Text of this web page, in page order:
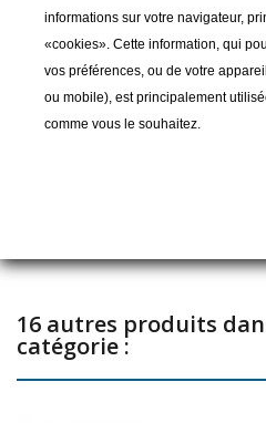
A partir de :0,50 CHF
Ajouter au
16 autres produits
catégorie :
informations sur votre navigateur,
«cookies». Cette information, qui
vos préférences, ou de votre
ou mobile), est principalement
comme vous le souhaitez.